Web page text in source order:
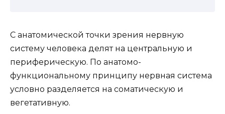
С анатомической точки зрения нервную
систему человека делят на центральную и
периферическую. По анатомо-
функциональному принципу нервная система
условно разделяется на соматическую и
вегетативную.